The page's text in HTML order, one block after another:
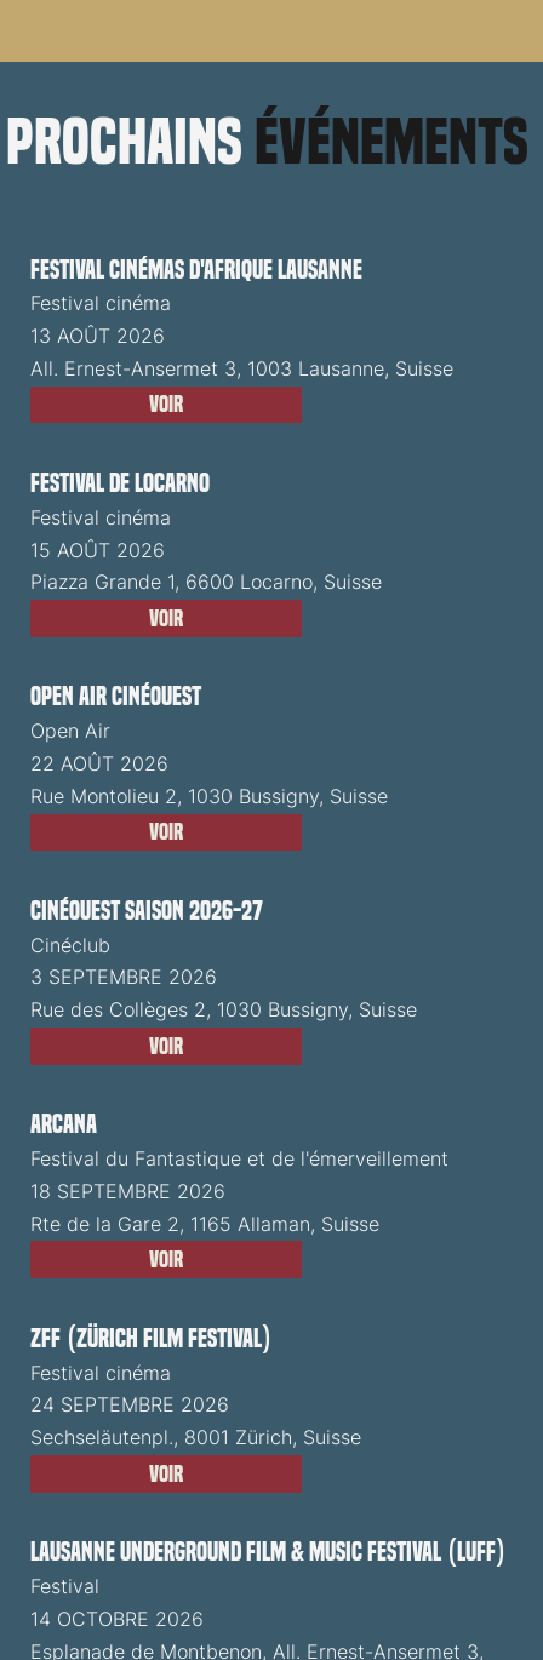
prochains événements
Festival cinémas d'Afrique Lausanne
Festival cinéma
13 AOÛT 2026
All. Ernest-Ansermet 3, 1003 Lausanne, Suisse
Voir
Festival de Locarno
Festival cinéma
15 AOÛT 2026
Piazza Grande 1, 6600 Locarno, Suisse
Voir
Open Air CinéOuest
Open Air
22 AOÛT 2026
Rue Montolieu 2, 1030 Bussigny, Suisse
Voir
CinéOuest Saison 2026-27
Cinéclub
3 SEPTEMBRE 2026
Rue des Collèges 2, 1030 Bussigny, Suisse
Voir
ARCANA
Festival du Fantastique et de l'émerveillement
18 SEPTEMBRE 2026
Rte de la Gare 2, 1165 Allaman, Suisse
Voir
ZFF (Zürich Film Festival)
Festival cinéma
24 SEPTEMBRE 2026
Sechseläutenpl., 8001 Zürich, Suisse
Voir
Lausanne Underground Film & Music Festival (LUFF)
Festival
14 OCTOBRE 2026
Esplanade de Montbenon, All. Ernest-Ansermet 3,